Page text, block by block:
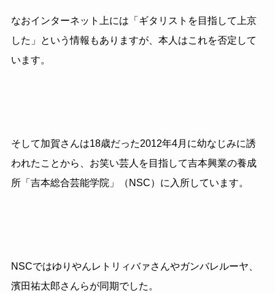
なおインターネット上には「ギタリストを目指して上京
した」という情報もありますが、本人はこれを否定して
います。
そして加賀さんは18歳だった2012年4月に幼なじみに誘
われたことから、お笑い芸人を目指して吉本興業の養成
所「吉本総合芸能学院」（ NSC）に入所しています。
NSCではゆりやんレトリィバァさんやガンバレルーヤ、
濱田祐太郎さんらが同期でした。